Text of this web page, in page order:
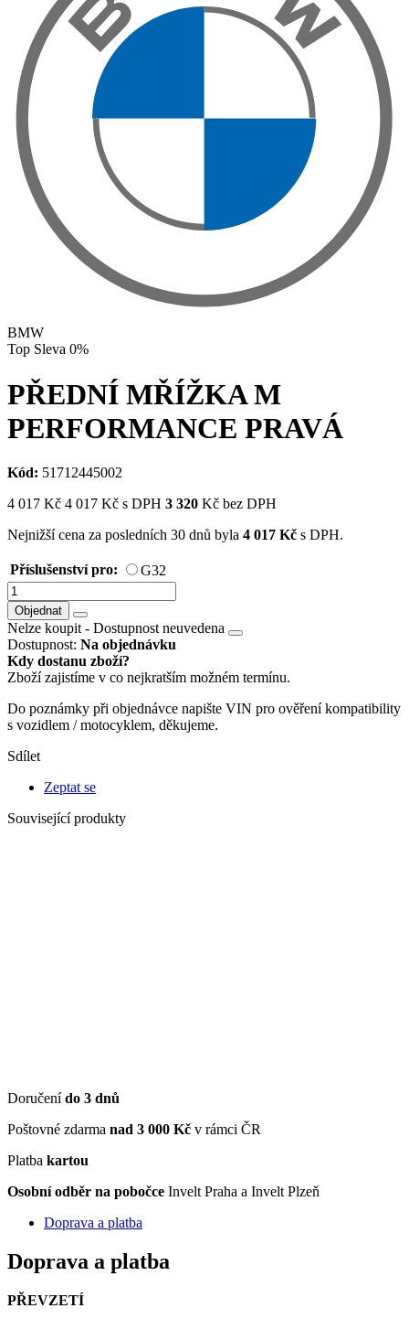
BMW
Top Sleva 0%
PŘEDNÍ MŘÍŽKA M
PERFORMANCE PRAVÁ
Kód: 51712445002
4 017 Kč 4 017 Kč s DPH 3 320 Kč bez DPH
Nejnižší cena za posledních 30 dnů byla 4 017 Kč s DPH.
Příslušenství pro: G32
Objednat
Nelze koupit - Dostupnost neuvedena
Dostupnost: Na objednávku
Kdy dostanu zboží?
Zboží zajistíme v co nejkratším možném termínu.
Do poznámky při objednávce napište VIN pro ověření kompatibility
s vozidlem / motocyklem, děkujeme.
Sdílet
Zeptat se
Související produkty
Doručenído 3 dnů
Poštovné zdarma nad 3 000 Kč v rámci ČR
Platba kartou
Osobní odběr na pobočce Invelt Praha a Invelt Plzeň
Doprava a platba
Doprava a platba
PŘEVZETÍ